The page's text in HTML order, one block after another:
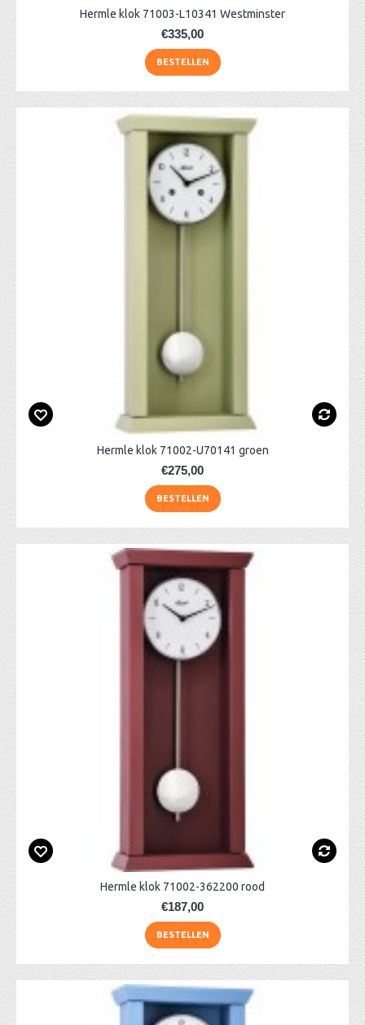
Hermle klok 71003-L10341 Westminster
€335,00
BESTELLEN
Hermle klok 71002-U70141 groen
€275,00
BESTELLEN
Hermle klok 71002-362200 rood
€187,00
BESTELLEN